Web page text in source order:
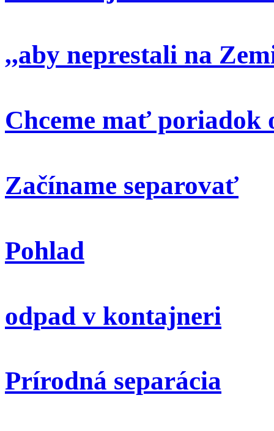
,,aby neprestali na
Chceme mať poriadok
Začíname separovať
Pohlad
odpad v kontajneri
Prírodná separácia